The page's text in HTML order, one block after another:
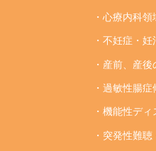
・心療内科
・不妊症・妊
・産前、産後
・過敏性腸
・機能性ディ
・突発性難聴